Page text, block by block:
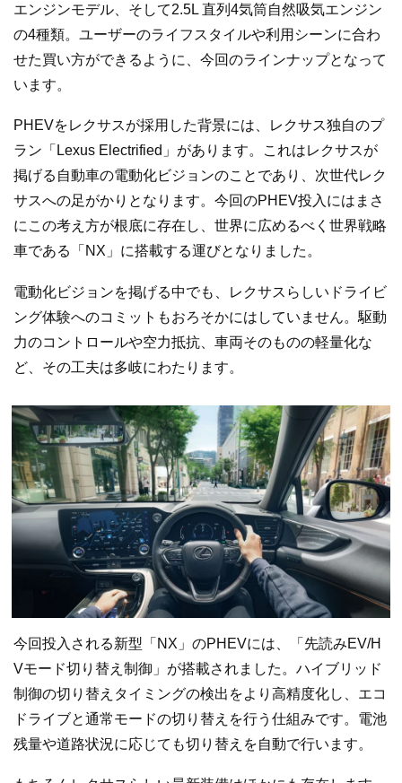
エンジンモデル、そして2.5L 直列4気筒自然吸気エンジン
の4種類。ユーザーのライフスタイルや利用シーンに合わ
せた買い方ができるように、今回のラインナップとなって
います。
PHEVをレクサスが採用した背景には、レクサス独自のプ
ラン「Lexus Electrified」があります。これはレクサスが
掲げる自動車の電動化ビジョンのことであり、次世代レク
サスへの足がかりとなります。今回のPHEV投入にはまさ
にこの考え方が根底に存在し、世界に広めるべく世界戦略
車である「NX」に搭載する運びとなりました。
電動化ビジョンを掲げる中でも、レクサスらしいドライビ
ング体験へのコミットもおろそかにはしていません。駆動
力のコントロールや空力抵抗、車両そのものの軽量化な
ど、その工夫は多岐にわたります。
今回投入される新型「NX」のPHEVには、「先読みEV/H
Vモード切り替え制御」が搭載されました。ハイブリッド
制御の切り替えタイミングの検出をより高精度化し、エコ
ドライブと通常モードの切り替えを行う仕組みです。電池
残量や道路状況に応じても切り替えを自動で行います。